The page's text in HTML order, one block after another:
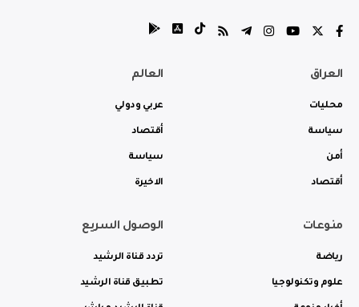
العراق
محليات
سياسة
أمن
أقتصاد
العالم
عربي ودولي
أقتصاد
سياسة
الاخيرة
منوعات
رياضة
علوم وتكنولوجيا
الوصول السريع
تردد قناة الرشيد
تطبيق قناة الرشيد